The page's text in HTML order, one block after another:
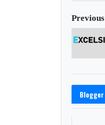
Previous
Blogger